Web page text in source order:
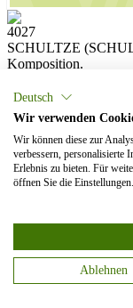
4027
SCHULTZE
Komposition.
Zeitplan
» HIER ansehen
Vorbesichtigung
20. bis 24. Februar |
FILTER
Deutsch
Wir verwenden
Wir können diese zur
verbessern, personalisierte
Erlebnis zu bieten. Für
öffnen Sie die Einstellungen.
Ablehnen